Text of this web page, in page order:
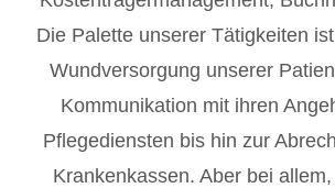
Die Palette unserer Tätigkeiten
Wundversorgung unserer
Kommunikation mit ihren
Pflegediensten bis hin zur
Krankenkassen. Aber bei